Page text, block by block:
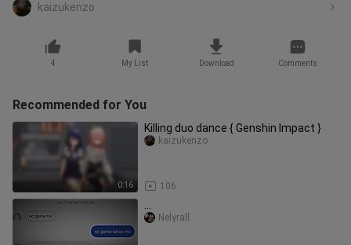
kaizukenzo
4 My List Download Comments
Recommended for You
0:16
Killing duo dance { Genshin Impact }
106
kaizukenzo
Nelyrall.